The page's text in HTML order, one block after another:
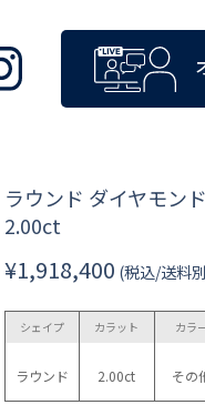
ラウンド ダイヤモンド
2.00ct
¥1,918,400 (税込/送料
シェイプ
ラウンド
カラット
2.00ct
カラ
その